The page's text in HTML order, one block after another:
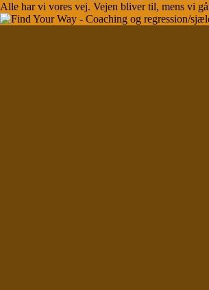
Alle har vi vores vej. Vejen bliver til, mens vi